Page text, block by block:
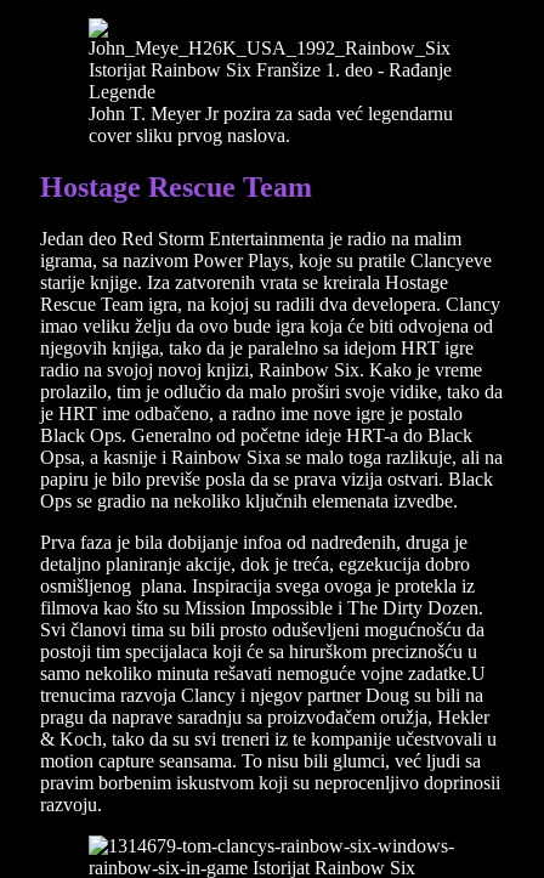
John T. Meyer Jr pozira za sada već legendarnu
cover sliku prvog naslova.
Hostage Rescue Team
Jedan deo Red Storm Entertainmenta je radio na malim
igrama, sa nazivom Power Plays, koje su pratile Clancyeve
starije knjige. Iza zatvorenih vrata se kreirala Hostage
Rescue Team igra, na kojoj su radili dva developera. Clancy
imao veliku želju da ovo bude igra koja će biti odvojena od
njegovih knjiga, tako da je paralelno sa idejom HRT igre
radio na svojoj novoj knjizi, Rainbow Six. Kako je vreme
prolazilo, tim je odlučio da malo proširi svoje vidike, tako da
je HRT ime odbačeno, a radno ime nove igre je postalo
Black Ops. Generalno od početne ideje HRT-a do Black
Opsa, a kasnije i Rainbow Sixa se malo toga razlikuje, ali na
papiru je bilo previše posla da se prava vizija ostvari. Black
Ops se gradio na nekoliko ključnih elemenata izvedbe.
Prva faza je bila dobijanje infoa od nadređenih, druga je
detaljno planiranje akcije, dok je treća, egzekucija dobro
osmišljenog plana. Inspiracija svega ovoga je protekla iz
filmova kao što su Mission Impossible i The Dirty Dozen.
Svi članovi tima su bili prosto oduševljeni mogućnošću da
postoji tim specijalaca koji će sa hirurškom preciznošću u
samo nekoliko minuta rešavati nemoguće vojne zadatke.U
trenucima razvoja Clancy i njegov partner Doug su bili na
pragu da naprave saradnju sa proizvođačem oružja, Hekler
& Koch, tako da su svi treneri iz te kompanije učestvovali u
motion capture seansama. To nisu bili glumci, već ljudi sa
pravim borbenim iskustvom koji su neprocenljivo doprinosii
razvoju.